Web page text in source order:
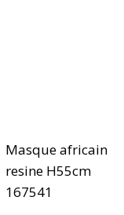
Masque africain
resine H55cm
167541